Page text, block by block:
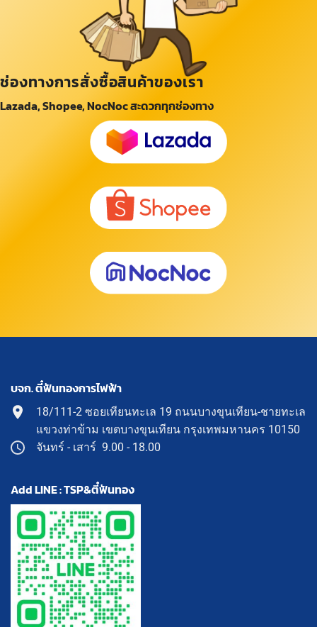
ช่องทางการสั่งซื้อสินค้าของเรา
Lazada, Shopee, NocNoc สะดวกทุกช่องทาง
บจก. ตี๋ฟันทองการไฟฟ้า
18/111-2 ซอยเทียนทะเล 19 ถนนบางขุนเทียน-ชายทะเล
แขวงท่าข้าม เขตบางขุนเทียน กรุงเทพมหานคร 10150
จันทร์ - เสาร์ 9.00 - 18.00
Add LINE : TSP&ตี๋ฟันทอง